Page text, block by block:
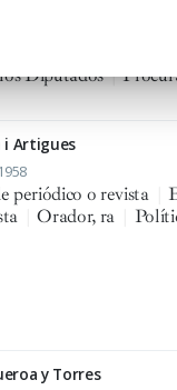
Consejo de Ministros
Diputados|
i Artigues
periódico o revista
Orador, ra
y Torres